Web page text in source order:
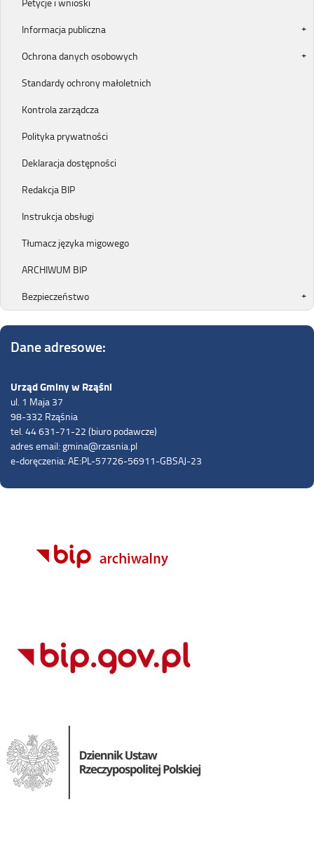
Informacja publiczna
Ochrona danych osobowych
Standardy ochrony małoletnich
Kontrola zarządcza
Polityka prywatności
Deklaracja dostępności
Redakcja BIP
Instrukcja obsługi
Tłumacz języka migowego
ARCHIWUM BIP
Bezpieczeństwo
Dane adresowe:
Urząd Gminy w Rząśni
ul. 1 Maja 37
98-332 Rząśnia
tel. 44 631-71-22 (biuro podawcze)
adres email: gmina@rzasnia.pl
e-doręczenia: AE:PL-57726-56911-GBSAJ-23